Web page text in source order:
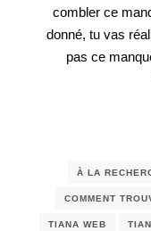
combler ce
donné, tu vas
pas ce
À LA
COMMENT
TIANA WEB